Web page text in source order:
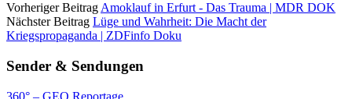
Vorheriger Beitrag Amoklauf in Erfurt - Das Trauma | MDR DOK
Nächster Beitrag Lüge und Wahrheit: Die Macht der
Kriegspropaganda | ZDFinfo Doku
Sender & Sendungen
360° – GEO Reportage